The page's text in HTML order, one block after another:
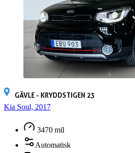
GÄVLE - KRYDDSTIGEN 23
Kia Soul, 2017
3470 mil
Automatisk